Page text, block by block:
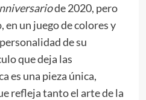
de 2020, pero
un juego de colores y
de su
que deja las
es una pieza única,
refleja tanto el arte de la